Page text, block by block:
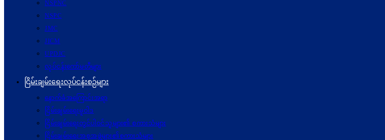
NSPNC
NSPC
JMC
JICM
UPDJC
လုပ်ငန်းကော်မတီများ
ငြိမ်းချမ်းရေးလုပ်ငန်းစဉ်များ
နောက်ခံအကြောင်းအရာ
ငြိမ်းချမ်းရေးမူဝါဒ
ငြိမ်းချမ်းရေးတွင်ပါဝင်သူများ၏ စကားသံများ
ငြိမ်းချမ်းရေးအစုအဖွဲ့များ၏စကားသံများ